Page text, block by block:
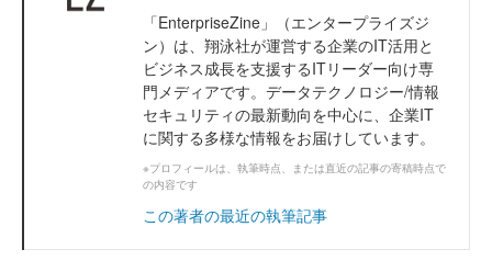
「EnterpriseZine」（エンタープライズジ
ン）は、翔泳社が運営する企業のIT活用と
ビジネス成長を支援するITリーダー向け専
門メディアです。データテクノロジー/情報
セキュリティの最新動向を中心に、企業IT
に関する多様な情報をお届けしています。
※プロフィールは、執筆時点、または直近の記事の寄稿時点で
の内容です
この著者の最近の執筆記事